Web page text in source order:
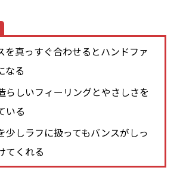
を真っすぐ合わせるとハンドファ
なる
らしいフィーリングとやさしさを
いる
少しラフに扱ってもバンスがしっ
てくれる